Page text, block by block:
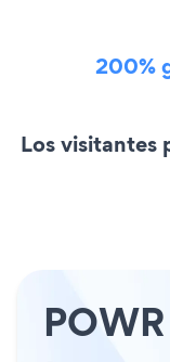
200%
Los visitantes